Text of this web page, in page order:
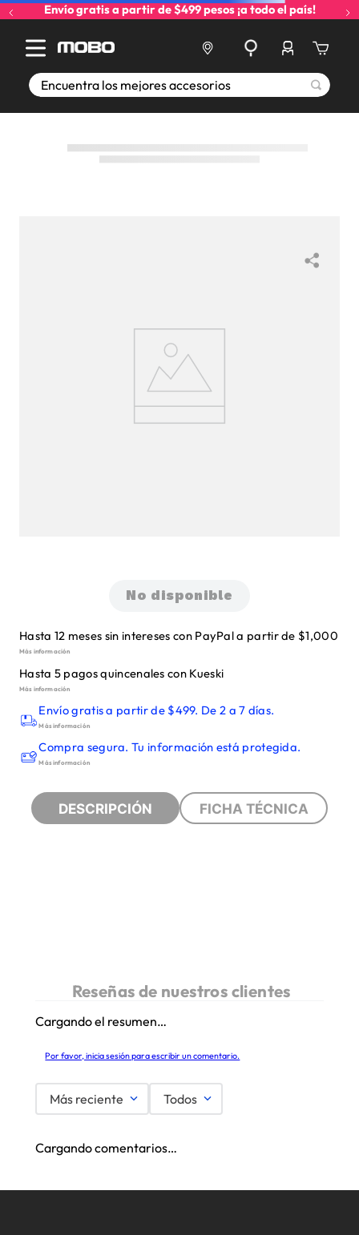
Envío gratis a partir de $499 pesos ¡a todo el país!
Encuentra los mejores accesorios
No disponible
Hasta 12 meses sin intereses con PayPal a partir de $1,000
Más información
Hasta 5 pagos quincenales con Kueski
Más información
Envío gratis a partir de $499. De 2 a 7 días.
Más información
Compra segura. Tu información está protegida.
Más información
DESCRIPCIÓN FICHA TÉCNICA
Cargando el resumen…
Por favor, inicia sesión para escribir un comentario.
Más reciente Todos
Cargando comentarios…